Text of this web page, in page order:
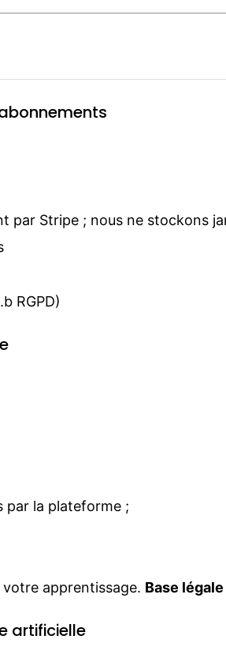
par Stripe ; nous ne stockons
RGPD)
par la plateforme ;
apprentissage. Base légale
artificielle